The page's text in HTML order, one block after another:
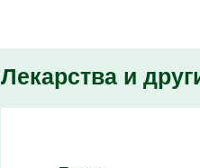
Лекарства и